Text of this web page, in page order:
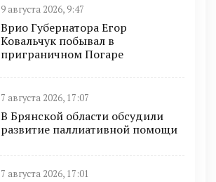
9 августа 2026, 9:47
Врио Губернатора Егор
Ковальчук побывал в
приграничном Погаре
7 августа 2026, 17:07
В Брянской области обсудили
развитие паллиативной помощи
7 августа 2026, 17:01